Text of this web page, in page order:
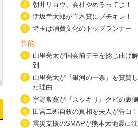
・ 五輪サッ
・ 五輪
3 朝井リョウ、会社やめるってよ！
4 伊坂幸太郎が直木賞にブチキレ！
5 埼玉は消費文化のトップランナー
芸能
1
山里亮太が国会前デモを捻じ曲げ
到
2
山里亮太が『銀河の一票』を賞賛
た理由
3 宇野常寛が『スッキリ』クビの裏
4 田宮二郎自殺の真相を夫人が告白！
5 震災支援のSMAPが熊本大地震に